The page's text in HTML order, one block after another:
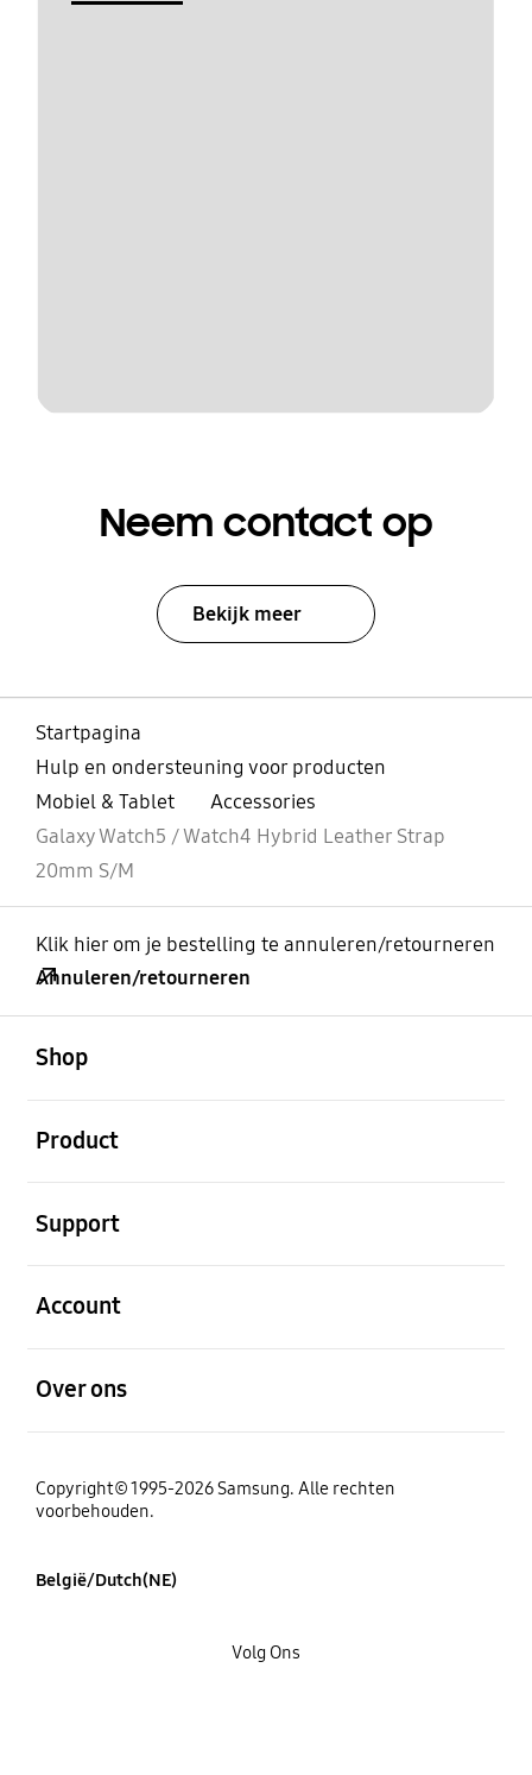
Neem contact op
Bekijk meer
Startpagina
Hulp en ondersteuning voor producten
Mobiel & Tablet
Accessories
Galaxy Watch5 / Watch4 Hybrid Leather Strap
20mm S/M
Klik hier om je bestelling te annuleren/retourneren
Annuleren/retourneren
Shop
Product
Support
Account
Over ons
Copyright© 1995-2026 Samsung. Alle rechten
voorbehouden.
België/Dutch(NE)
Volg Ons